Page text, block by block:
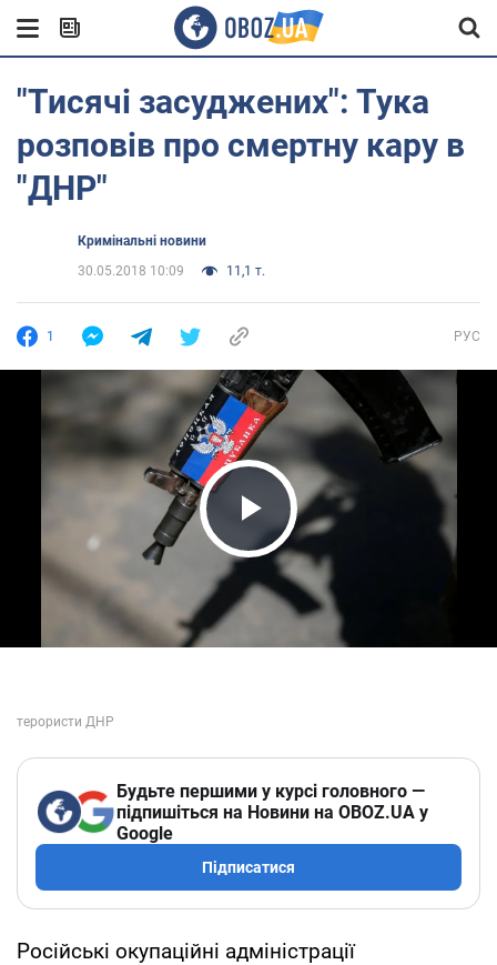
"Тисячі засуджених": Тука
розповів про смертну кару в
"ДНР"
Кримінальні новини
30.05.2018 10:09
11,1 т.
1 РУС
Play Video
Будьте першими у курсі головного —
підпишіться на Новини на OBOZ.UA у
Google
Підписатися
Російські окупаційні адміністрації